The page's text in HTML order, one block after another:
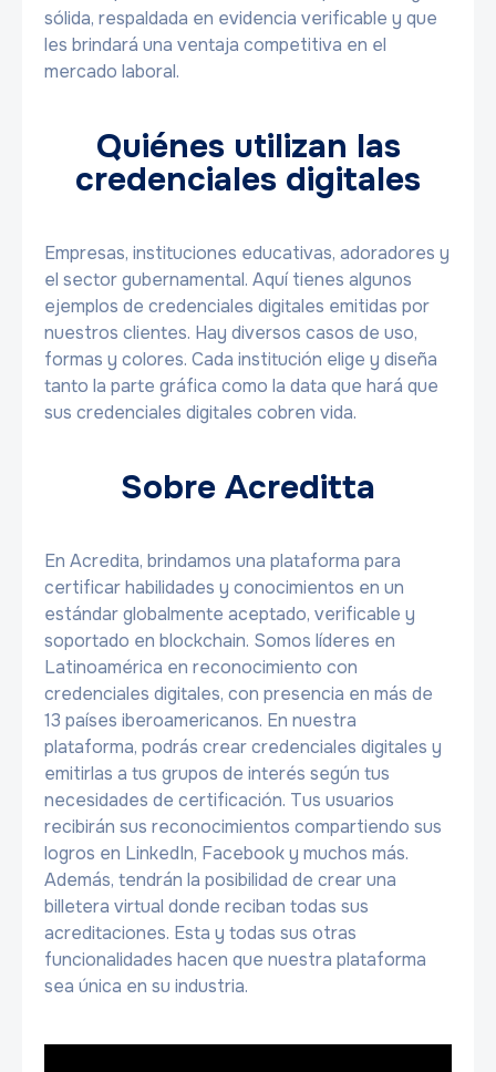
sólida, respaldada en evidencia verificable y que
les brindará una ventaja competitiva en el
mercado laboral.
Quiénes utilizan las
credenciales digitales
Empresas, instituciones educativas, adoradores y
el sector gubernamental. Aquí tienes algunos
ejemplos de credenciales digitales emitidas por
nuestros clientes. Hay diversos casos de uso,
formas y colores. Cada institución elige y diseña
tanto la parte gráfica como la data que hará que
sus credenciales digitales cobren vida.
Sobre Acreditta
En Acredita, brindamos una plataforma para
certificar habilidades y conocimientos en un
estándar globalmente aceptado, verificable y
soportado en blockchain. Somos líderes en
Latinoamérica en reconocimiento con
credenciales digitales, con presencia en más de
13 países iberoamericanos. En nuestra
plataforma, podrás crear credenciales digitales y
emitirlas a tus grupos de interés según tus
necesidades de certificación. Tus usuarios
recibirán sus reconocimientos compartiendo sus
logros en LinkedIn, Facebook y muchos más.
Además, tendrán la posibilidad de crear una
billetera virtual donde reciban todas sus
acreditaciones. Esta y todas sus otras
funcionalidades hacen que nuestra plataforma
sea única en su industria.